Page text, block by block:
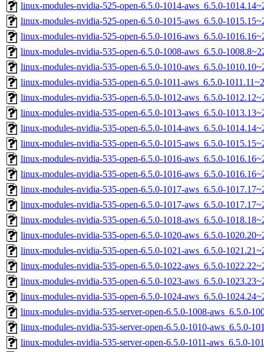
linux-modules-nvidia-525-open-6.5.0-1014-aws_6.5.0-
linux-modules-nvidia-525-open-6.5.0-1015-aws_6.5.0-
linux-modules-nvidia-525-open-6.5.0-1016-aws_6.5.0-
linux-modules-nvidia-535-open-6.5.0-1008-aws_6.5.0-
linux-modules-nvidia-535-open-6.5.0-1010-aws_6.5.0-
linux-modules-nvidia-535-open-6.5.0-1011-aws_6.5.0-
linux-modules-nvidia-535-open-6.5.0-1012-aws_6.5.0-
linux-modules-nvidia-535-open-6.5.0-1013-aws_6.5.0-
linux-modules-nvidia-535-open-6.5.0-1014-aws_6.5.0-
linux-modules-nvidia-535-open-6.5.0-1015-aws_6.5.0-
linux-modules-nvidia-535-open-6.5.0-1016-aws_6.5.0-
linux-modules-nvidia-535-open-6.5.0-1016-aws_6.5.0-
linux-modules-nvidia-535-open-6.5.0-1017-aws_6.5.0-
linux-modules-nvidia-535-open-6.5.0-1017-aws_6.5.0-
linux-modules-nvidia-535-open-6.5.0-1018-aws_6.5.0-
linux-modules-nvidia-535-open-6.5.0-1020-aws_6.5.0-
linux-modules-nvidia-535-open-6.5.0-1021-aws_6.5.0-
linux-modules-nvidia-535-open-6.5.0-1022-aws_6.5.0-
linux-modules-nvidia-535-open-6.5.0-1023-aws_6.5.0-
linux-modules-nvidia-535-open-6.5.0-1024-aws_6.5.0-
linux-modules-nvidia-535-server-open-6.5.0-1008-aws_6.5.0-
linux-modules-nvidia-535-server-open-6.5.0-1010-aws_6.5.0-
linux-modules-nvidia-535-server-open-6.5.0-1011-aws_6.5.0-